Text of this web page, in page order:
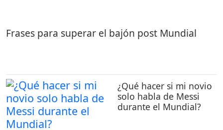
Frases para superar el bajón post Mundial
¿Qué hacer si mi novio
solo habla de Messi
durante el Mundial?